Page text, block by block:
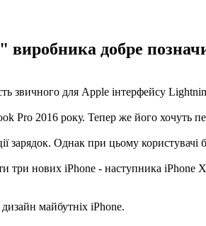
добре
звичного для Apple інтерфейсу
Pro 2016 року. Тепер же його хочуть
зарядок. Однак при цьому користувачі
три нових iPhone - наступника iPhone
майбутніх iPhone.